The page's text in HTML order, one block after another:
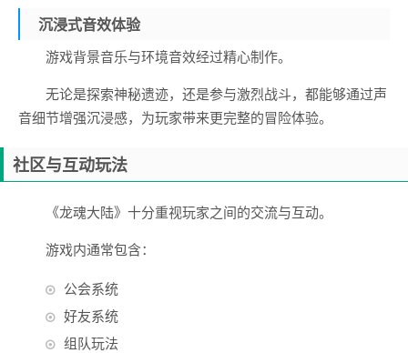
沉浸式音效体验
游戏背景音乐与环境音效经过精心制作。
无论是探索神秘遗迹，还是参与激烈战斗，都能够通过声
音细节增强沉浸感，为玩家带来更完整的冒险体验。
社区与互动玩法
《龙魂大陆》十分重视玩家之间的交流与互动。
游戏内通常包含：
公会系统
好友系统
组队玩法